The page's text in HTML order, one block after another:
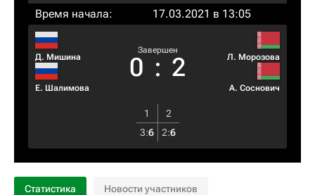
Время начала:
17.03.2021 в 13:05
Д. Мишина
Е. Шалимова
Завершен
0 : 2 Л. Морозова
А. Соснович
1
2
3:6 2:6
Статистика Новости участников